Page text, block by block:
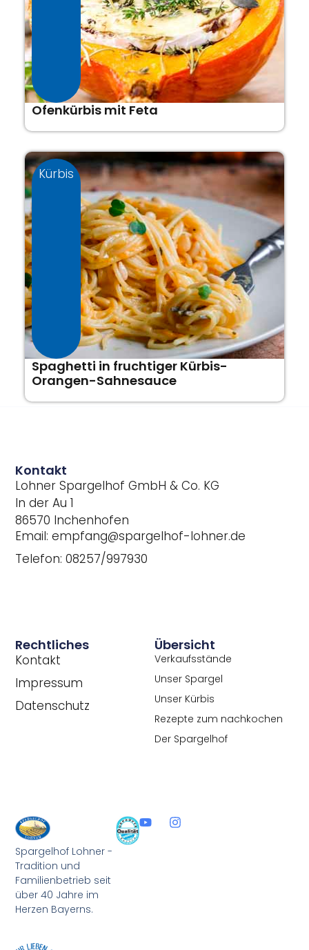
Ofenkürbis mit Feta
Kürbis
Spaghetti in fruchtiger Kürbis-
Orangen-Sahnesauce
Spargelhof Lohner -
Tradition und
Familienbetrieb seit
über 40 Jahre im
Herzen Bayerns.
Übersicht
Verkaufsstände
Unser Spargel
Unser Kürbis
Rezepte zum nachkochen
Der Spargelhof
Rechtliches
Kontakt
Impressum
Datenschutz
Kontakt
Lohner Spargelhof GmbH & Co. KG
In der Au 1
86570 Inchenhofen
Email: empfang@spargelhof-lohner.de
Telefon: 08257/997930